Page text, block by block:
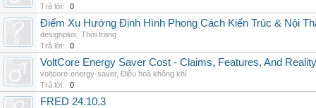
Trả lời:
0
Điểm Xu Hướng Định Hình Phong Cách Kiến Trúc & Nội
designplus Thời trang
Trả lời:
0
VoltCore Energy Saver Cost - Claims, Features, And
voltcore-energy-saver, Điều hoà không khí
Trả lời:
0
FRED 24.10.3